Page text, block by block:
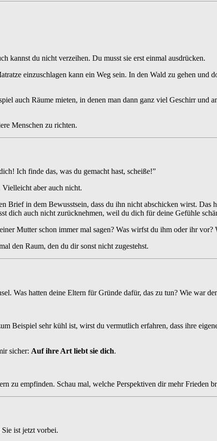
kannst du nicht verzeihen. Du musst sie erst einmal ausdrücken.
einzuschlagen kann ein Weg sein. In den Wald zu gehen und
auch Räume mieten, in denen man dann ganz viel Geschirr und
Menschen zu richten.
Ich finde das, was du gemacht hast, scheiße!”
aber auch nicht.
Brief in dem Bewusstsein, dass du ihn nicht abschicken wirst. Das
dich auch nicht zurücknehmen, weil du dich für deine Gefühle
Mutter schon immer mal sagen? Was wirfst du ihm oder ihr vor?
den Raum, den du dir sonst nicht zugestehst.
Was hatten deine Eltern für Gründe dafür, das zu tun? Wie war
Beispiel sehr kühl ist, wirst du vermutlich erfahren, dass ihre
sicher: Auf ihre Art liebt sie dich.
zu empfinden. Schau mal, welche Perspektiven dir mehr Frieden
ist jetzt vorbei.